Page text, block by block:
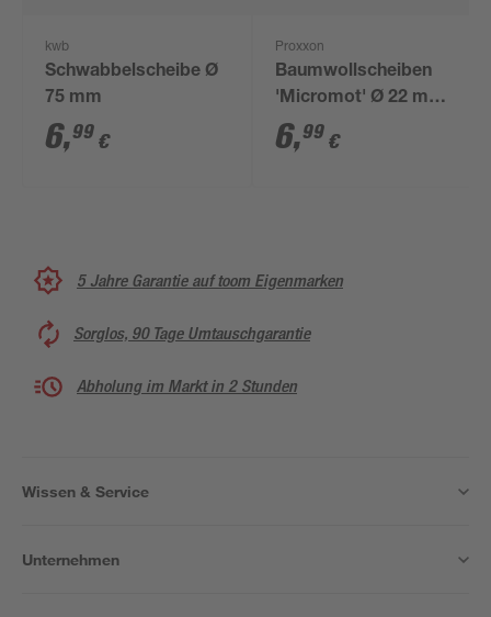
kwb
Schwabbelscheibe Ø
75 mm
6,99 €
Proxxon
Baumwollscheiben
'Micromot' Ø 22 mm
2 Stück
6,99 €
5 Jahre Garantie auf toom Eigenmarken
Sorglos, 90 Tage Umtauschgarantie
Abholung im Markt in 2 Stunden
Wissen & Service
Unternehmen